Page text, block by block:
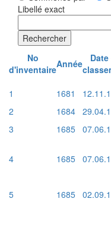
Libellé exact
Rechercher
No
d'inventaireAnnée
1
1681
2
1684
3
1685
4 1685
5 1685